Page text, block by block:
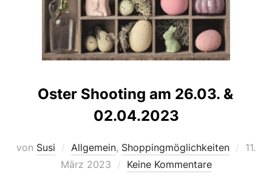
Oster Shooting am 26.03. &
02.04.2023
von Susi Allgemein, Shoppingmöglichkeiten
11.
März 2023
Keine Kommentare